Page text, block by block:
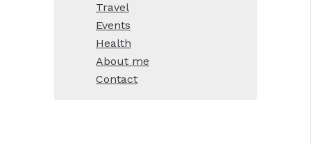
Travel
Events
Health
About me
Contact